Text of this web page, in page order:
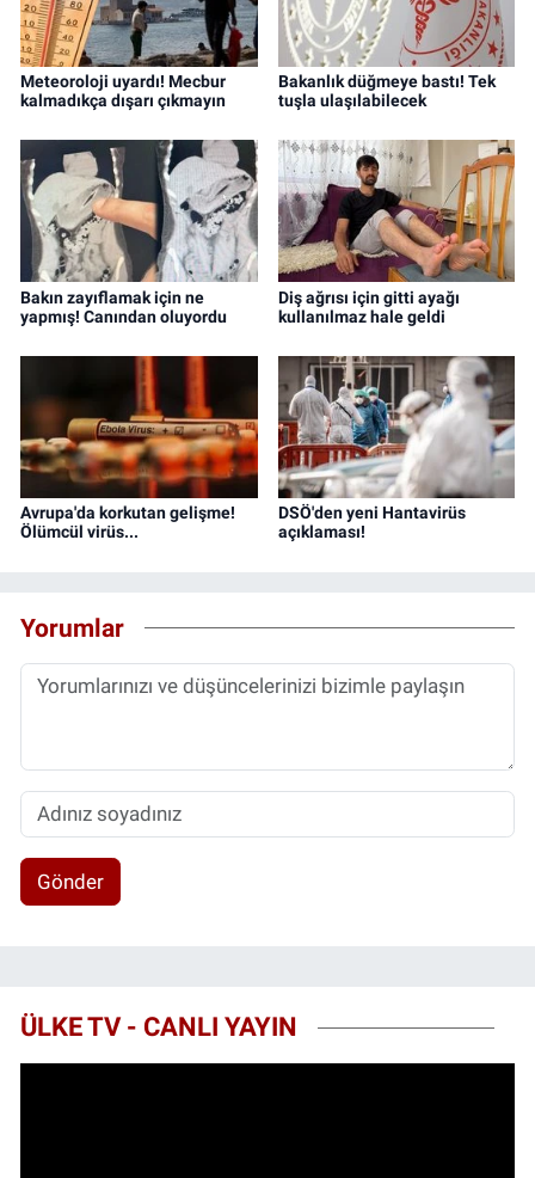
Meteoroloji uyardı! Mecbur
kalmadıkça dışarı çıkmayın
Bakanlık düğmeye bastı! Tek
tuşla ulaşılabilecek
Bakın zayıflamak için ne
yapmış! Canından oluyordu
Diş ağrısı için gitti ayağı
kullanılmaz hale geldi
Avrupa'da korkutan gelişme!
Ölümcül virüs...
DSÖ'den yeni Hantavirüs
açıklaması!
Yorumlar
Gönder
ÜLKE TV - CANLI YAYIN